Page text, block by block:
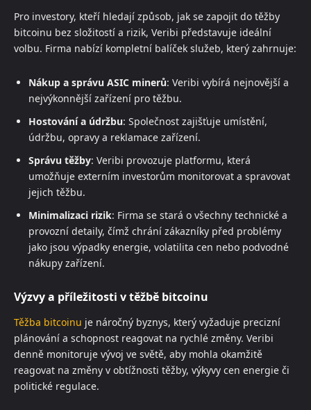
Pro investory, kteří hledají způsob, jak se zapojit do těžby
bitcoinu bez složitostí a rizik, Veribi představuje ideální
volbu. Firma nabízí kompletní balíček služeb, který zahrnuje:
Nákup a správu ASIC minerů: Veribi vybírá nejnovější a
nejvýkonnější zařízení pro těžbu.
Hostování a údržbu: Společnost zajišťuje umístění,
údržbu, opravy a reklamace zařízení.
Správu těžby: Veribi provozuje platformu, která
umožňuje externím investorům monitorovat a spravovat
jejich těžbu.
Minimalizaci rizik: Firma se stará o všechny technické a
provozní detaily, čímž chrání zákazníky před problémy
jako jsou výpadky energie, volatilita cen nebo podvodné
nákupy zařízení.
Výzvy a příležitosti v těžbě bitcoinu
Těžba bitcoinu je náročný byznys, který vyžaduje precizní
plánování a schopnost reagovat na rychlé změny. Veribi
denně monitoruje vývoj ve světě, aby mohla okamžitě
reagovat na změny v obtížnosti těžby, výkyvy cen energie či
politické regulace.